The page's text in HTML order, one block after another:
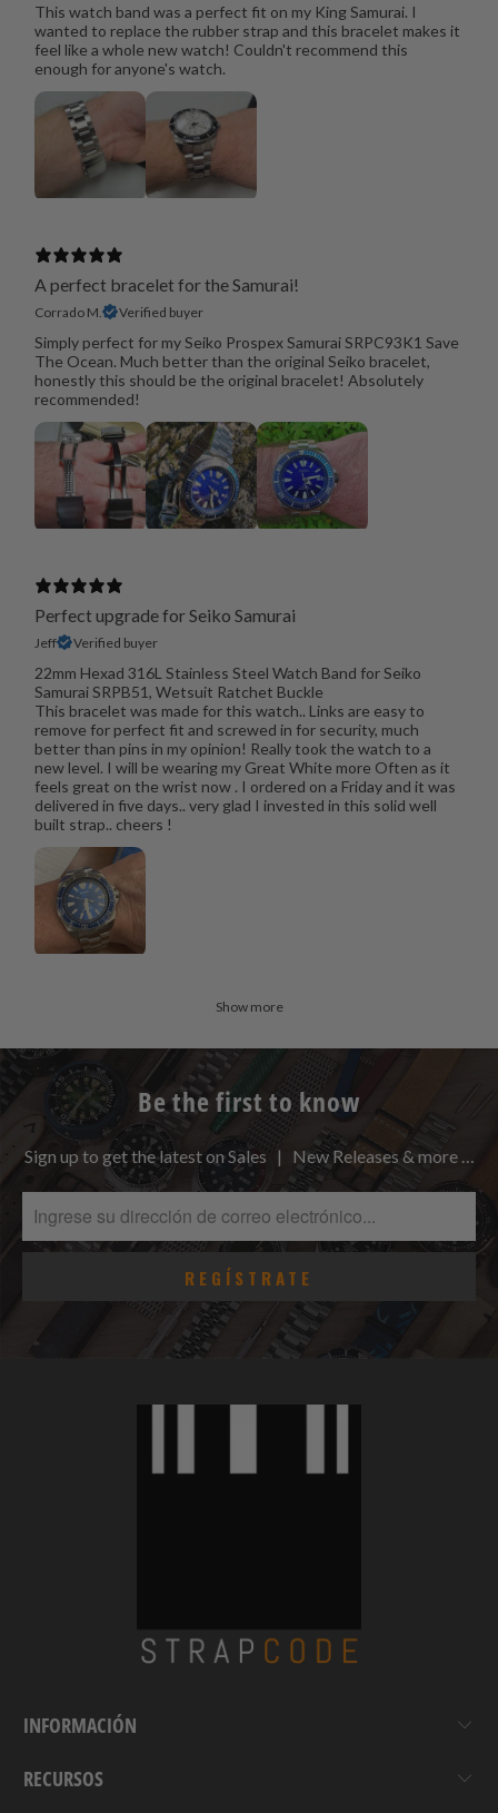
This watch band was a perfect fit on my King Samurai. I
wanted to replace the rubber strap and this bracelet makes it
feel like a whole new watch! Couldn't recommend this
enough for anyone's watch.
A perfect bracelet for the Samurai!
Corrado M. Verified buyer
Simply perfect for my Seiko Prospex Samurai SRPC93K1 Save
The Ocean. Much better than the original Seiko bracelet,
honestly this should be the original bracelet! Absolutely
recommended!
Perfect upgrade for Seiko Samurai
Jeff Verified buyer
22mm Hexad 316L Stainless Steel Watch Band for Seiko
Samurai SRPB51, Wetsuit Ratchet Buckle
This bracelet was made for this watch.. Links are easy to
remove for perfect fit and screwed in for security, much
better than pins in my opinion! Really took the watch to a
new level. I will be wearing my Great White more Often as it
feels great on the wrist now . I ordered on a Friday and it was
delivered in five days.. very glad I invested in this solid well
built strap.. cheers !
Show more
Be the first to know
Sign up to get the latest on Sales | New Releases & more …
INFORMACIÓN
RECURSOS